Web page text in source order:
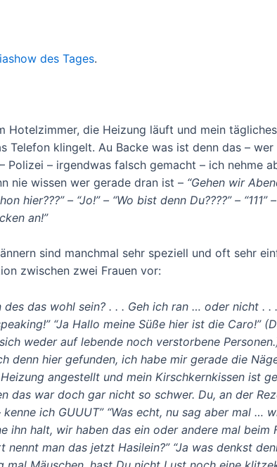
des Tages.
Hotelzimmer, die Heizung läuft und mein
Telefon klingelt. Au Backe was ist denn das –
Polizei – irgendwas falsch gemacht – ich nehme
nie wissen wer gerade dran ist – “Gehen wir
hier???” – “Jo!” – “Wo bist denn Du????” – “111”
an!”
sind manchmal sehr speziell und oft sehr
zwischen zwei Frauen vor:
des das wohl sein? . . . Geh ich ran … oder nicht . .
“Ja Hallo meine Süße hier ist die Caro!”
weder auf lebende noch verstorbene
denn hier gefunden, ich habe mir gerade die
angestellt und mein Kirschkernkissen ist
das war doch gar nicht so schwer. Du, an der
ich GUUUT” “Was echt, nu sag aber mal …
ihn halt, wir haben das ein oder andere mal beim
nennt man das jetzt Hasilein?” “Ja was denkst